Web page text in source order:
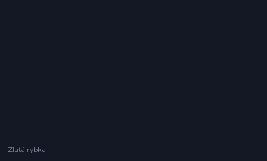
Zlatá rybka